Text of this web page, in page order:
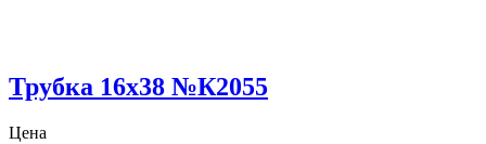
Трубка 16х38 №К2055
Цена